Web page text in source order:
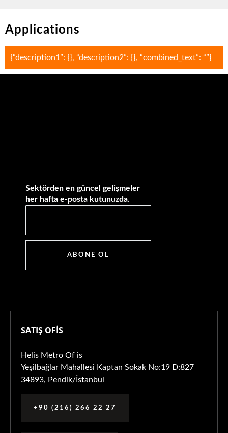
Applications
{“description1”: {}, “description2”: {}, “combined_text”: “”}
Sektörden en güncel gelişmeler
her hafta e-posta kutunuzda.
ABONE OL
SATIŞ OFİS
Helis Metro Of is
Yeşilbağlar Mahallesi Kaptan Sokak No:19 D:827
34893, Pendik/İstanbul
+90 (216) 266 22 27